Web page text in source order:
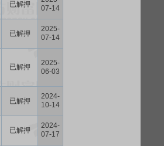
已解押
07-14
已解押
2025-
07-14
已解押
2025-
06-03
已解押
2024-
10-14
已解押
2024-
07-17